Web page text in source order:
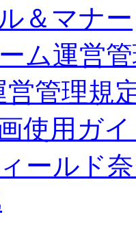
＆マナー
ム運営
営管理規
使用ガ
ールド